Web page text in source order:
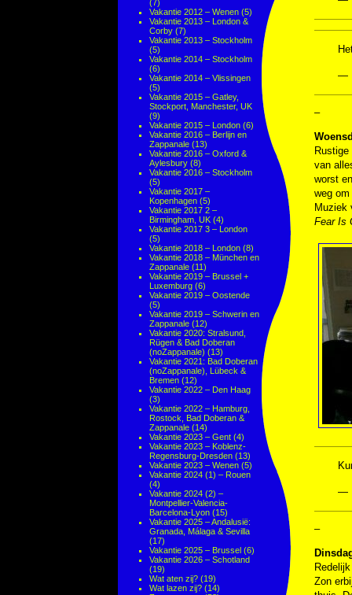
(7)
Vakantie 2012 – Wenen (5)
Vakantie 2013 – London &
Corby (7)
Vakantie 2013 – Stockholm
(5)
Vakantie 2014 – Stockholm
(6)
Vakantie 2014 – Vlissingen
(5)
Vakantie 2015 – Gatley,
Stockport, Manchester, UK
(9)
Vakantie 2015 – London (6)
Vakantie 2016 – Berlijn en
Zappanale (13)
Vakantie 2016 – Oxford &
Aylesbury (8)
Vakantie 2016 – Stockholm
(5)
Vakantie 2017 –
Kopenhagen (5)
Vakantie 2017 2 –
Birmingham, UK (4)
Vakantie 2017 3 – London
(5)
Vakantie 2018 – London (8)
Vakantie 2018 – München en
Zappanale (11)
Vakantie 2019 – Brussel +
Luxemburg (6)
Vakantie 2019 – Oostende
(5)
Vakantie 2019 – Schwerin en
Zappanale (12)
Vakantie 2020: Stralsund,
Rügen & Bad Doberan
(noZappanale) (13)
Vakantie 2021: Bad Doberan
(noZappanale), Lübeck &
Bremen (12)
Vakantie 2022 – Den Haag
(3)
Vakantie 2022 – Hamburg,
Rostock, Bad Doberan &
Zappanale (14)
Vakantie 2023 – Gent (4)
Vakantie 2023 – Koblenz-
Regensburg-Dresden (13)
Vakantie 2023 – Wenen (5)
Vakantie 2024 (1) – Rouen
(4)
Vakantie 2024 (2) –
Montpellier-Valencia-
Barcelona-Lyon (15)
Vakantie 2025 – Andalusië:
Granada, Málaga & Sevilla
(17)
Vakantie 2025 – Brussel (6)
Vakantie 2026 – Schotland
(19)
Wat aten zij? (19)
Wat lazen zij? (14)
—
–
van
worst
weg
Muziek
Fear Is
—
–
Zon